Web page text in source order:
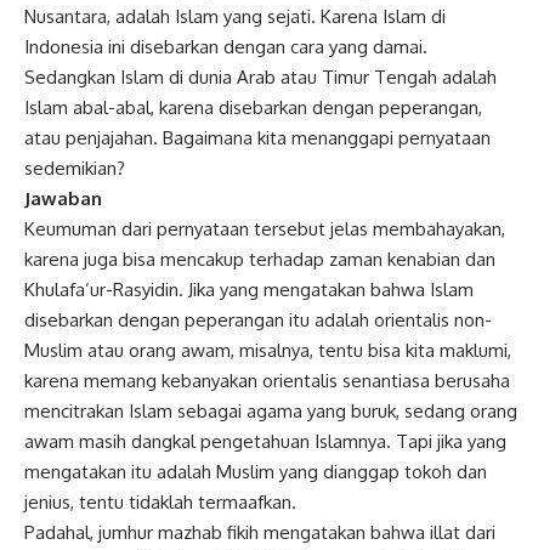
Nusantara, adalah Islam yang sejati. Karena Islam di
Indonesia ini disebarkan dengan cara yang damai.
Sedangkan Islam di dunia Arab atau Timur Tengah adalah
Islam abal-abal, karena disebarkan dengan peperangan,
atau penjajahan. Bagaimana kita menanggapi pernyataan
sedemikian?
Jawaban
Keumuman dari pernyataan tersebut jelas membahayakan,
karena juga bisa mencakup terhadap zaman kenabian dan
Khulafa’ur-Rasyidin. Jika yang mengatakan bahwa Islam
disebarkan dengan peperangan itu adalah orientalis non-
Muslim atau orang awam, misalnya, tentu bisa kita maklumi,
karena memang kebanyakan orientalis senantiasa berusaha
mencitrakan Islam sebagai agama yang buruk, sedang orang
awam masih dangkal pengetahuan Islamnya. Tapi jika yang
mengatakan itu adalah Muslim yang dianggap tokoh dan
jenius, tentu tidaklah termaafkan.
Padahal, jumhur mazhab fikih mengatakan bahwa illat dari